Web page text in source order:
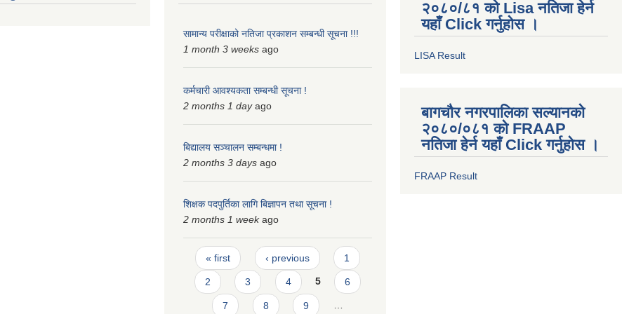
सामान्य परीक्षाको नतिजा प्रकाशन सम्बन्धी सूचना !!!
1 month 3 weeks ago
कर्मचारी आवश्यकता सम्बन्धी सूचना !
2 months 1 dayago
बिद्यालय सञ्चालन सम्बन्धमा !
2 months 3 days ago
शिक्षक पदपुर्तिका लागि बिज्ञापन तथा सूचना !
2 months 1 weekago
Pages
« first ‹ previous 1
2 3 4 5 6
7 8 9 …
२०८०/८१ को Lisa नतिजा हेर्न
यहाँ Click गर्नुहोस ।
LISA Result
बागचौर नगरपालिका सल्यानको
२०८०/०८१ को FRAAP
नतिजा हेर्न यहाँ Click गर्नुहोस ।
FRAAP Result